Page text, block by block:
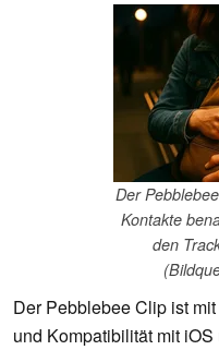
Der
Kontakte
den
Der Pebblebee Clip ist
und Kompatibilität mit